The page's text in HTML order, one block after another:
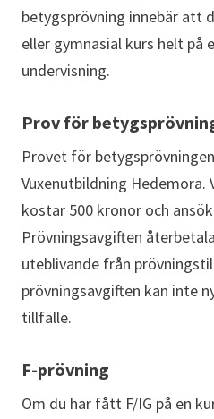
betygsprövning innebär att
eller gymnasial kurs helt på
undervisning.
Prov för
Provet för
Vuxenutbildning Hedemora.
kostar 500 kronor och
Prövningsavgiften
uteblivande från
prövningsavgiften kan inte
tillfälle.
F-prövning
Om du har fått F/IG på en